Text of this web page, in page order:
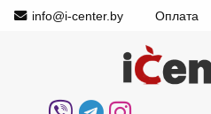
info@i-center.by Оплата